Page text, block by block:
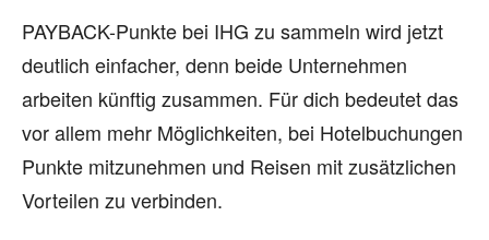
PAYBACK-Punkte bei IHG zu sammeln wird jetzt
deutlich einfacher, denn beide Unternehmen
arbeiten künftig zusammen. Für dich bedeutet das
vor allem mehr Möglichkeiten, bei Hotelbuchungen
Punkte mitzunehmen und Reisen mit zusätzlichen
Vorteilen zu verbinden.